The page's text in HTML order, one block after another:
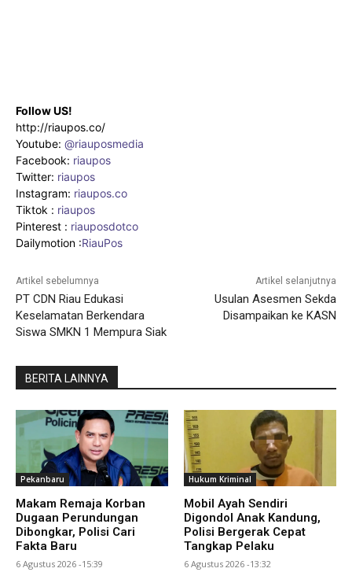
Follow US!
http://riaupos.co/
Youtube: @riauposmedia
Facebook: riaupos
Twitter: riaupos
Instagram: riaupos.co
Tiktok : riaupos
Pinterest : riauposdotco
Dailymotion :RiauPos
Artikel sebelumnya
PT CDN Riau Edukasi
Keselamatan Berkendara
Siswa SMKN 1 Mempura Siak
Artikel selanjutnya
Usulan Asesmen Sekda
Disampaikan ke KASN
BERITA LAINNYA
Pekanbaru
Makam Remaja Korban
Dugaan Perundungan
Dibongkar, Polisi Cari
Fakta Baru
6 Agustus 2026 -15:39
Hukum Kriminal
Mobil Ayah Sendiri
Digondol Anak Kandung,
Polisi Bergerak Cepat
Tangkap Pelaku
6 Agustus 2026 -13:32